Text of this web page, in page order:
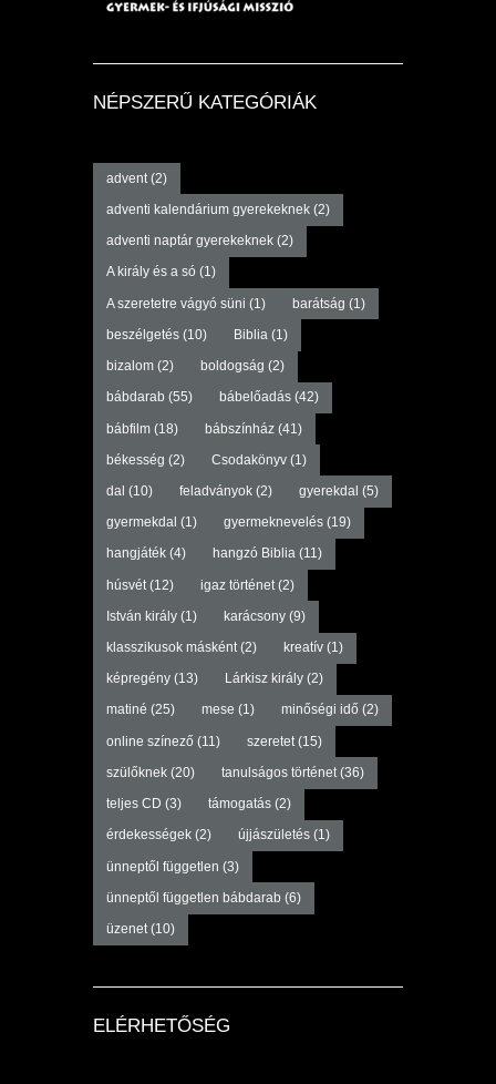
NÉPSZERŰ KATEGÓRIÁK
advent(2)
adventi kalendárium gyerekeknek(2)
adventi naptár gyerekeknek(2)
A király és a só (1)
A szeretetre vágyó süni (1) barátság (1)
beszélgetés(10) Biblia(1)
bizalom(2) boldogság (2)
bábdarab (55) bábelőadás(42)
bábfilm(18) bábszínház(41)
békesség (2) Csodakönyv(1)
dal (10) feladványok(2) gyerekdal (5)
gyermekdal (1) gyermeknevelés(19)
hangjáték(4) hangzó Biblia(11)
húsvét(12) igaz történet(2)
István király(1) karácsony(9)
klasszikusok másként(2) kreatív(1)
képregény(13) Lárkisz király(2)
matiné (25) mese (1) minőségi idő (2)
online színező (11) szeretet(15)
szülőknek(20) tanulságos történet(36)
teljes CD (3) támogatás(2)
érdekességek(2) újjászületés(1)
ünneptől független (3)
ünneptől független bábdarab (6)
üzenet(10)
ELÉRHETŐSÉG